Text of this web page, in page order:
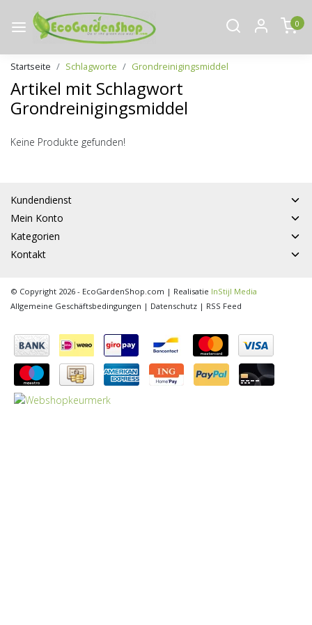
0
Startseite Schlagworte Grondreinigingsmiddel
Artikel mit Schlagwort
Grondreinigingsmiddel
Keine Produkte gefunden!
Kundendienst
Mein Konto
Kategorien
Kontakt
© Copyright 2026 - EcoGardenShop.com | Realisatie InStijl Media
Allgemeine Geschäftsbedingungen | Datenschutz | RSS Feed